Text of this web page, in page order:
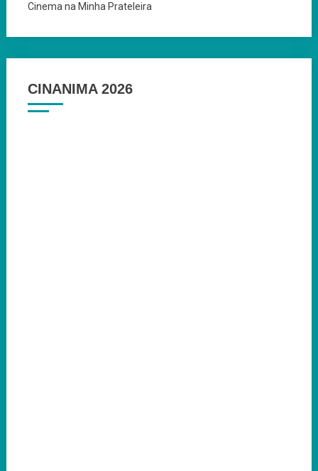
Cinema na Minha Prateleira
CINANIMA 2026